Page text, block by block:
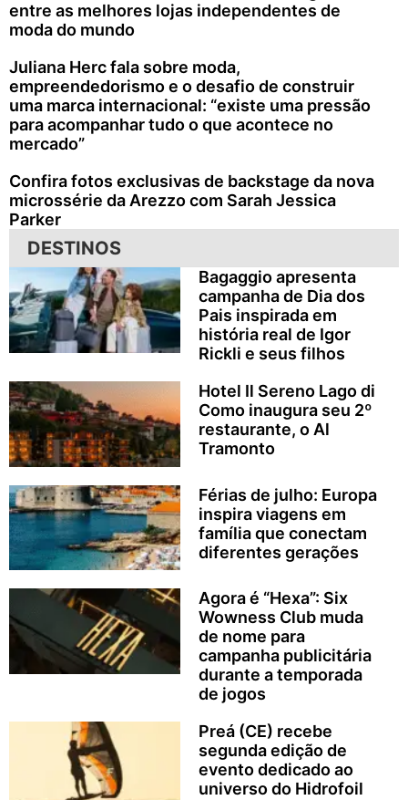
entre as melhores lojas independentes de
moda do mundo
Juliana Herc fala sobre moda,
empreendedorismo e o desafio de construir
uma marca internacional: “existe uma pressão
para acompanhar tudo o que acontece no
mercado”
Confira fotos exclusivas de backstage da nova
microssérie da Arezzo com Sarah Jessica
Parker
DESTINOS
Bagaggio apresenta
campanha de Dia dos
Pais inspirada em
história real de Igor
Rickli e seus filhos
Hotel Il Sereno Lago di
Como inaugura seu 2º
restaurante, o Al
Tramonto
Férias de julho: Europa
inspira viagens em
família que conectam
diferentes gerações
Agora é “Hexa”: Six
Wowness Club muda
de nome para
campanha publicitária
durante a temporada
de jogos
Preá (CE) recebe
segunda edição de
evento dedicado ao
universo do Hidrofoil